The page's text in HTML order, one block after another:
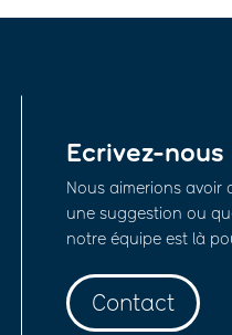
Ecrivez-nous
Nous aimerions avoir
une suggestion ou
notre équipe est là
Contact